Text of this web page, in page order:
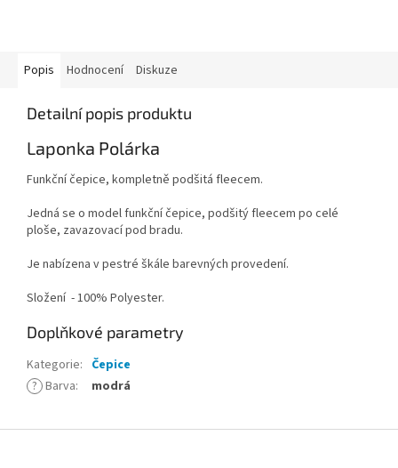
Popis Hodnocení Diskuze
Detailní popis produktu
Laponka Polárka
Funkční čepice, kompletně podšitá fleecem.
Jedná se o model funkční čepice, podšitý fleecem po celé
ploše, zavazovací pod bradu.
Je nabízena v pestré škále barevných provedení.
Složení - 100% Polyester.
Doplňkové parametry
Kategorie: Čepice
? Barva: modrá